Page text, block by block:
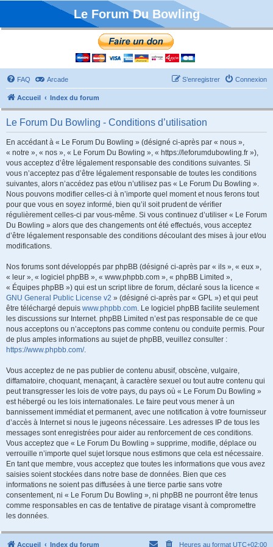
Le Forum Du Bowling
FAQ Arcade Connexion
S’enregistrer
Accueil Index du forum
Le Forum Du Bowling - Conditions d’utilisation
En accédant à « Le Forum Du Bowling » (désigné ci-après par « nous »,
« notre », « nos », « Le Forum Du Bowling », « https://leforumdubowling.fr »),
vous acceptez d’être légalement responsable des conditions suivantes. Si
vous n’acceptez pas d’être légalement responsable de toutes les conditions
suivantes, alors n’accédez pas et/ou n’utilisez pas « Le Forum Du Bowling ».
Nous pouvons modifier celles-ci à n’importe quel moment et nous ferons tout
pour que vous en soyez informé, bien qu’il soit prudent de vérifier
régulièrement celles-ci par vous-même. Si vous continuez d’utiliser « Le Forum
Du Bowling » alors que des changements ont été effectués, vous acceptez
d’être légalement responsable des conditions découlant des mises à jour et/ou
modifications.
Nos forums sont développés par phpBB (désigné ci-après par « ils », « eux »,
« leur », « logiciel phpBB », « www.phpbb.com », « phpBB Limited »,
« Équipes phpBB ») qui est un script libre de forum, déclaré sous la licence «
GNU General Public License v2 » (désigné ci-après par « GPL ») et qui peut
être téléchargé depuis www.phpbb.com. Le logiciel phpBB facilite seulement
les discussions sur Internet. phpBB Limited n’est pas responsable de ce que
nous acceptons ou n’acceptons pas comme contenu ou conduite permis. Pour
de plus amples informations au sujet de phpBB, veuillez consulter :
https://www.phpbb.com/.
Vous acceptez de ne pas publier de contenu abusif, obscène, vulgaire,
diffamatoire, choquant, menaçant, à caractère sexuel ou tout autre contenu qui
peut transgresser les lois de votre pays, du pays où « Le Forum Du Bowling »
est hébergé ou les lois internationales. Le faire peut vous mener à un
bannissement immédiat et permanent, avec une notification à votre fournisseur
d’accès à Internet si nous le jugeons nécessaire. Les adresses IP de tous les
messages sont enregistrées pour aider au renforcement de ces conditions.
Vous acceptez que « Le Forum Du Bowling » supprime, modifie, déplace ou
verrouille n’importe quel sujet lorsque nous estimons que cela est nécessaire.
En tant que membre, vous acceptez que toutes les informations que vous avez
saisies soient stockées dans notre base de données. Bien que ces
informations ne soient pas diffusées à une tierce partie sans votre
consentement, ni « Le Forum Du Bowling », ni phpBB ne pourront être tenus
comme responsables en cas de tentative de piratage visant à compromettre
les données.
Accueil Index du forum Heures au format UTC+02:00